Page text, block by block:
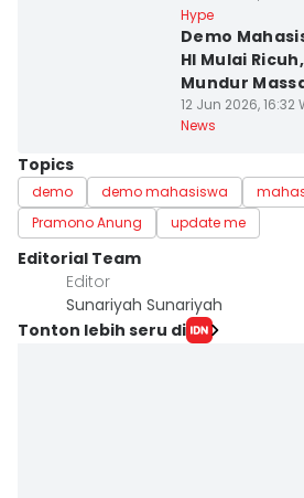
Hype
Demo
HI Mulai
Mundur
12 Jun 2026, 16:32
News
Topics
demo demo mahasiswa
Pramono Anung
update me
Editorial Team
Editor
Sunariyah Sunariyah
Tonton lebih seru di